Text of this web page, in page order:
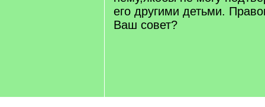
его другими детьми.
Ваш совет?